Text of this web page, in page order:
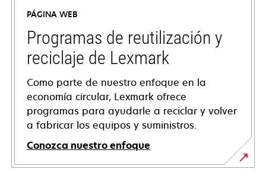
una
pestaña
nueva
PÁGINA WEB
Programas de reutilización y
reciclaje de Lexmark
Como parte de nuestro enfoque en la
economía circular, Lexmark ofrece
programas para ayudarle a reciclar y volver
a fabricar los equipos y suministros.
Conozca nuestro enfoque